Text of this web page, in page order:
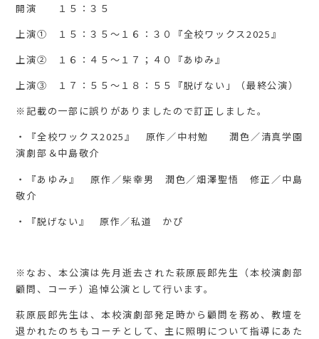
開演 １５：３５
上演① １５：３５～１６：３０『全校ワックス2025』
上演② １６：４５～１７；４０『あゆみ』
上演③ １７：５５～１８：５５『脱げない」（最終公演）
※記載の一部に誤りがありましたので訂正しました。
・『全校ワックス2025』 原作／中村勉 潤色／清真学園
演劇部＆中島敬介
・『あゆみ』 原作／柴幸男 潤色／畑澤聖悟 修正／中島
敬介
・『脱げない』 原作／私道 かぴ
※なお、本公演は先月逝去された萩原辰郎先生（本校演劇部
顧問、コーチ）追悼公演として行います。
萩原辰郎先生は、本校演劇部発足時から顧問を務め、教壇を
退かれたのちもコーチとして、主に照明について指導にあた